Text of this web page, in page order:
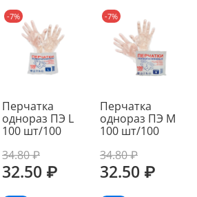
-7%
Перчатка
однораз ПЭ L
100 шт/100
34.80 ₽
32.50 ₽
-7%
Перчатка
однораз ПЭ М
100 шт/100
34.80 ₽
32.50 ₽